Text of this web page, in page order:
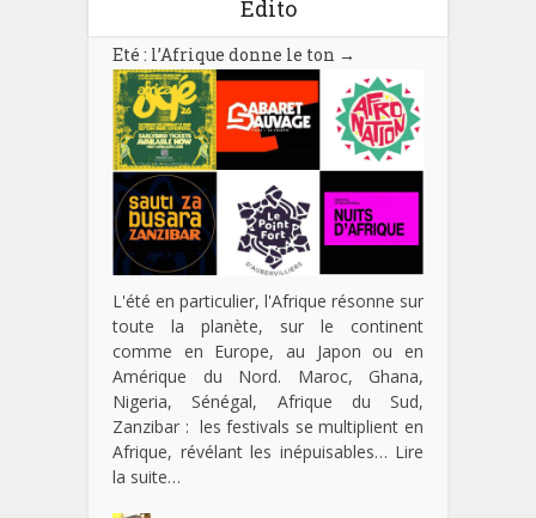
Edito
Eté : l’Afrique donne le ton →
L'été en particulier, l'Afrique résonne sur
toute la planète, sur le continent
comme en Europe, au Japon ou en
Amérique du Nord. Maroc, Ghana,
Nigeria, Sénégal, Afrique du Sud,
Zanzibar : les festivals se multiplient en
Afrique, révélant les inépuisables… Lire
la suite…